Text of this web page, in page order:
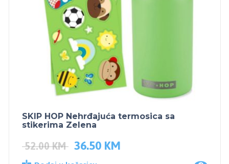
SKIP HOP Nehrđajuća termosica sa
stikerima Zelena
52.00KM 36.50 KM